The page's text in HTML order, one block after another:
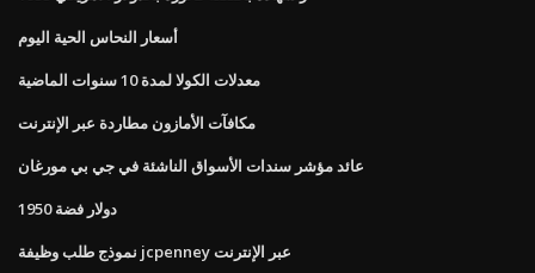
أسعار النحاس الحية اليوم
معدلات الكولا لمدة 10 سنوات الماضية
مكافآت الأمازون مطاردة عبر الإنترنت
عائد مؤشر سندات الأسواق الناشئة في جي بي مورغان
1950 دولار فضة
نموذج طلب وظيفة jcpenney عبر الإنترنت